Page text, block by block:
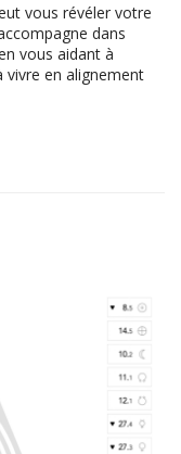
vous révéler votre
dans
vous aidant à
vivre en alignement